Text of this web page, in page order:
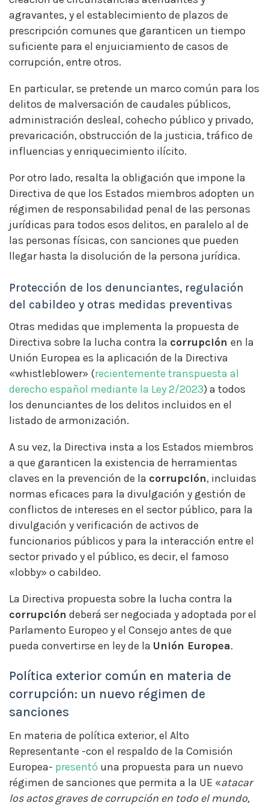
agravantes, y el establecimiento de plazos de
prescripción comunes que garanticen un tiempo
suficiente para el enjuiciamiento de casos de
corrupción, entre otros.
En particular, se pretende un marco común para los
delitos de malversación de caudales públicos,
administración desleal, cohecho público y privado,
prevaricación, obstrucción de la justicia, tráfico de
influencias y enriquecimiento ilícito.
Por otro lado, resalta la obligación que impone la
Directiva de que los Estados miembros adopten un
régimen de responsabilidad penal de las personas
jurídicas para todos esos delitos, en paralelo al de
las personas físicas, con sanciones que pueden
llegar hasta la disolución de la persona jurídica.
Protección de los denunciantes, regulación
del cabildeo y otras medidas preventivas
Otras medidas que implementa la propuesta de
Directiva sobre la lucha contra la corrupción en la
Unión Europea es la aplicación de la Directiva
«whistleblower» (recientemente transpuesta al
derecho español mediante la Ley 2/2023) a todos
los denunciantes de los delitos incluidos en el
listado de armonización.
A su vez, la Directiva insta a los Estados miembros
a que garanticen la existencia de herramientas
claves en la prevención de la corrupción, incluidas
normas eficaces para la divulgación y gestión de
conflictos de intereses en el sector público, para la
divulgación y verificación de activos de
funcionarios públicos y para la interacción entre el
sector privado y el público, es decir, el famoso
«lobby» o cabildeo.
La Directiva propuesta sobre la lucha contra la
corrupción deberá ser negociada y adoptada por el
Parlamento Europeo y el Consejo antes de que
pueda convertirse en ley de la Unión Europea.
Política exterior común en materia de
corrupción: un nuevo régimen de
sanciones
En materia de política exterior, el Alto
Representante -con el respaldo de la Comisión
Europea- presentó una propuesta para un nuevo
régimen de sanciones que permita a la UE «atacar
los actos graves de corrupción en todo el mundo,